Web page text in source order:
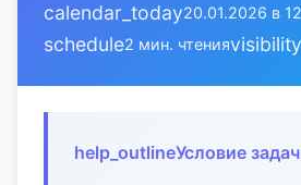
calendar_today20.01.2026 в
schedule2 мин. чтенияvisibility
help_outlineУсловие